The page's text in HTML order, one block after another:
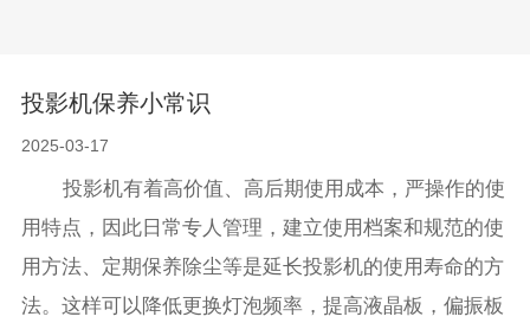
投影机保养小常识
2025-03-17
投影机有着高价值、高后期使用成本，严操作的使
用特点，因此日常专人管理，建立使用档案和规范的使
用方法、定期保养除尘等是延长投影机的使用寿命的方
法。这样可以降低更换灯泡频率，提高液晶板，偏振板